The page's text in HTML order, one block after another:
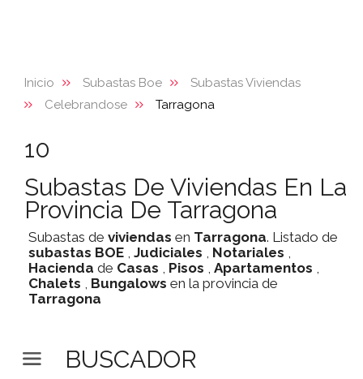
Inicio Subastas Boe
Subastas Viviendas
Celebrandose
Tarragona
10
Subastas De Viviendas En La
Provincia De Tarragona
Subastas de viviendas en Tarragona. Listado de
subastas BOE , Judiciales , Notariales ,
Hacienda de Casas , Pisos , Apartamentos ,
Chalets , Bungalows en la provincia de
Tarragona
BUSCADOR